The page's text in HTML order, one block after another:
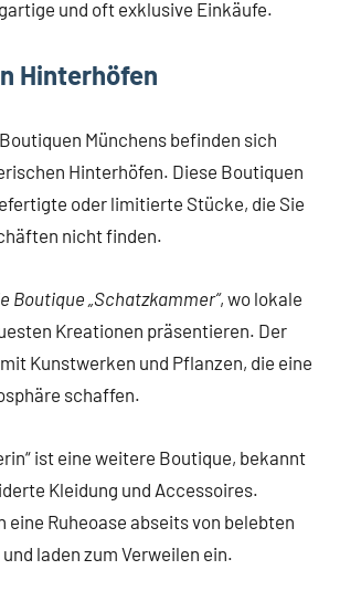
und oft exklusive Einkäufe.
Hinterhöfen
Münchens befinden sich
Hinterhöfen. Diese Boutiquen
oder limitierte Stücke, die Sie
nicht finden.
Boutique „Schatzkammer“, wo lokale
Kreationen präsentieren. Der
Kunstwerken und Pflanzen, die eine
schaffen.
ist eine weitere Boutique, bekannt
Kleidung und Accessoires.
eine Ruheoase abseits von belebten
laden zum Verweilen ein.